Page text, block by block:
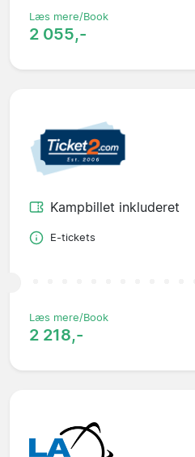
Læs mere/Book
2 055,-
Kampbillet inkluderet
E-tickets
Læs mere/Book
2 218,-